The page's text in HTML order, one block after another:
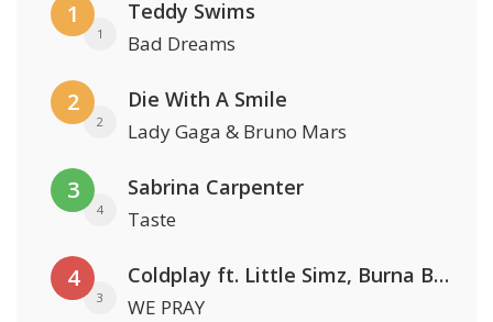
1
1
Teddy Swims
Bad Dreams
2
2
Die With A Smile
Lady Gaga & Bruno Mars
3
4
Sabrina Carpenter
Taste
4
3
Coldplay ft. Little Simz, Burna Boy, Elyanna & Tini
WE PRAY